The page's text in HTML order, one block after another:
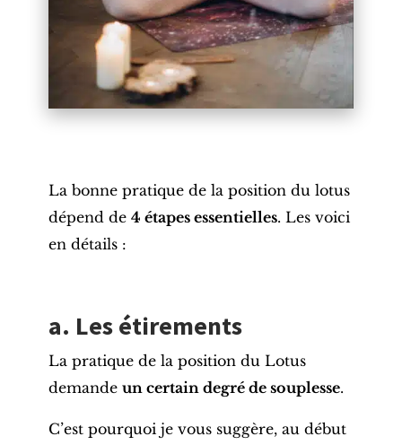
La bonne pratique de la position du lotus
dépend de 4 étapes essentielles. Les voici
en détails :
a. Les étirements
La pratique de la position du Lotus
demande un certain degré de souplesse.
C’est pourquoi je vous suggère, au début